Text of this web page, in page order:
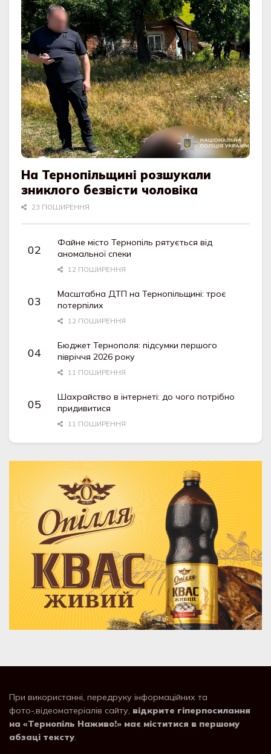
На Тернопільщині розшукали
зниклого безвісти чоловіка
23 ПОШИРЕННЯ
Файне місто Тернопіль рятується від
аномальної спеки
12 ПОШИРЕННЯ
Масштабна ДТП на Тернопільщині: троє
потерпілих
12 ПОШИРЕННЯ
Бюджет Тернополя: підсумки першого
півріччя 2026 року
11 ПОШИРЕННЯ
Шахрайство в інтернеті: до чого потрібно
придивитися
11 ПОШИРЕННЯ
При використанні, передруку інформаційних та
фото-,відеоматеріалів сайту, відкрите гіперпосилання
на «Тернопіль Наживо!» має міститися в першому
абзаці тексту.